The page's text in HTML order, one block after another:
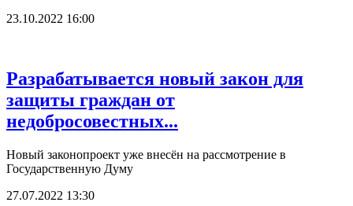
23.10.2022 16:00
Разрабатывается новый закон для
защиты граждан от
недобросовестных...
Новый законопроект уже внесён на рассмотрение в
Государственную Думу
27.07.2022 13:30